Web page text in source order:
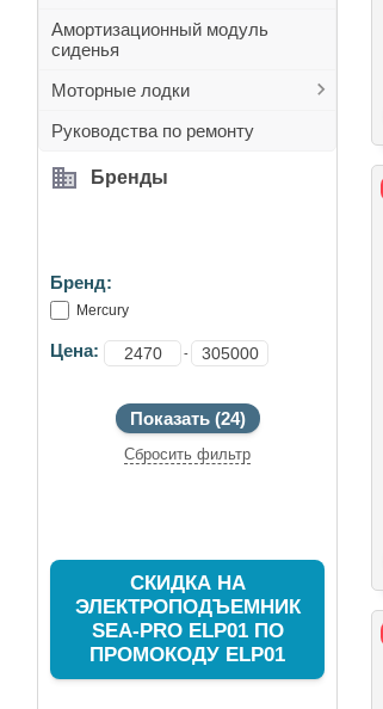
Амортизационный модуль
сиденья
Моторные лодки
Руководства по ремонту
Бренды
Бренд:
Mercury
Цена: -
Сбросить фильтр
СКИДКА НА
ЭЛЕКТРОПОДЪЕМНИК
SEA-PRO ELP01 ПО
ПРОМОКОДУ ELP01